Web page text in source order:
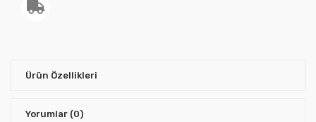
Ürün Özellikleri
Yorumlar (0)